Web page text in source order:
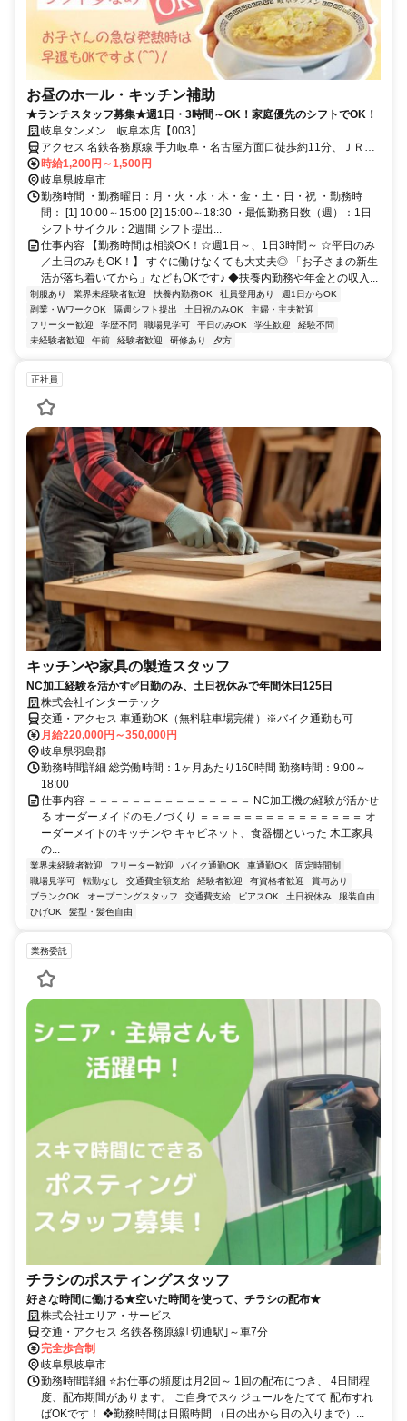
お昼のホール・キッチン補助
★ランチスタッフ募集★週1日・3時間～OK！家庭優先のシフトでOK！
岐阜タンメン 岐阜本店【003】
アクセス 名鉄各務原線 手力岐阜・名古屋方面口徒歩約11分、ＪＲ高
山本線 長森徒歩約16分、名鉄各務原線 切通岐阜・名古屋方面口徒歩
約17分 「手力駅」より徒歩12分
時給1,200円～1,500円
岐阜県岐阜市
勤務時間 ・勤務曜日：月・火・水・木・金・土・日・祝 ・勤務時
間： [1] 10:00～15:00 [2] 15:00～18:30 ・最低勤務日数（週）：1日
シフトサイクル：2週間 シフト提出...
仕事内容 【勤務時間は相談OK！☆週1日～、1日3時間～ ☆平日のみ
／土日のみもOK！】 すぐに働けなくても大丈夫◎ 「お子さまの新生
活が落ち着いてから」などもOKです♪ ◆扶養内勤務や年金との収入...
制服あり 業界未経験者歓迎 扶養内勤務OK 社員登用あり
週1日からOK
副業・WワークOK
隔週シフト提出 土日祝のみOK
主婦・主夫歓迎
フリーター歓迎
学歴不問 職場見学可 平日のみOK 学生歓迎
経験不問
未経験者歓迎
午前 経験者歓迎 研修あり 夕方
正社員
キッチンや家具の製造スタッフ
NC加工経験を活かす✅日勤のみ、土日祝休みで年間休日125日
株式会社インターテック
交通・アクセス 車通勤OK（無料駐車場完備）※バイク通勤も可
月給220,000円～350,000円
岐阜県羽島郡
勤務時間詳細 総労働時間：1ヶ月あたり160時間 勤務時間：9:00～
18:00
仕事内容 ＝＝＝＝＝＝＝＝＝＝＝＝＝＝＝ NC加工機の経験が活かせ
る オーダーメイドのモノづくり ＝＝＝＝＝＝＝＝＝＝＝＝＝＝＝ オ
ーダーメイドのキッチンや キャビネット、食器棚といった 木工家具
の...
業界未経験者歓迎 フリーター歓迎 バイク通勤OK 車通勤OK
固定時間制
職場見学可
転勤なし 交通費全額支給 経験者歓迎 有資格者歓迎
賞与あり
ブランクOK
オープニングスタッフ 交通費支給 ピアスOK 土日祝休み
服装自由
ひげOK
髪型・髪色自由
業務委託
チラシのポスティングスタッフ
好きな時間に働ける★空いた時間を使って、チラシの配布★
株式会社エリア・サービス
交通・アクセス 名鉄各務原線｢切通駅｣～車7分
完全歩合制
岐阜県岐阜市
勤務時間詳細 ⭐お仕事の頻度は月2回～ 1回の配布につき、 4日間程
度、配布期間があります。 ご自身でスケジュールをたてて 配布すれ
ばOKです！ ❖勤務時間は日照時間 （日の出から日の入りまで）...